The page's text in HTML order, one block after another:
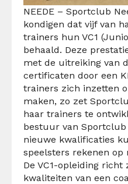
NEEDE – Sportclub
kondigen dat vijf van
trainers hun VC1
behaald. Deze
met de uitreiking van
certificaten door een
trainers zich inzetten
maken, zo zet
haar trainers te
bestuur van Sportclub
nieuwe kwalificaties
speelsters rekenen op
De VC1-opleiding
kwaliteiten van een